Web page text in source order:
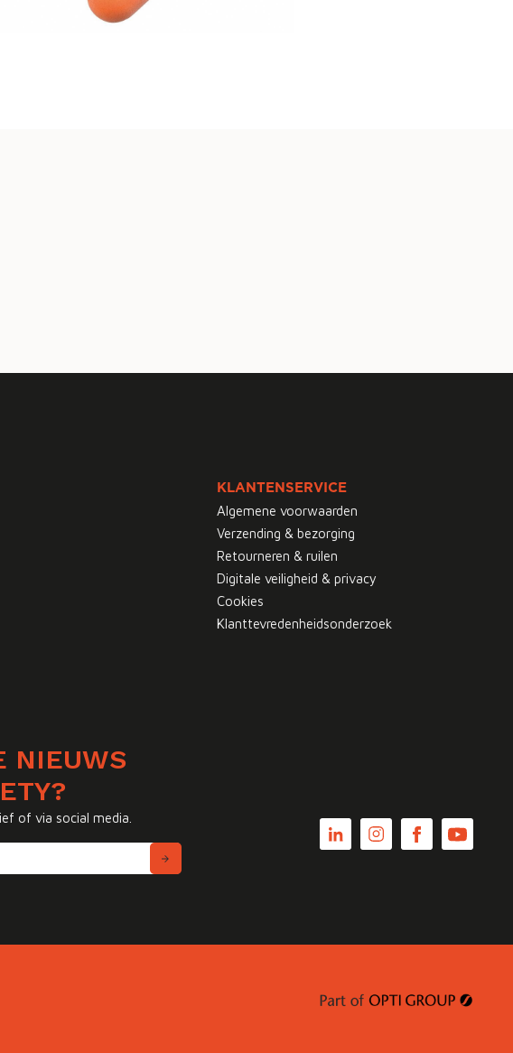
KLANTENSERVICE
Algemene voorwaarden
Verzending & bezorging
Retourneren & ruilen
Digitale veiligheid & privacy
Cookies
Klanttevredenheidsonderzoek
NIEUWS
of via social media.